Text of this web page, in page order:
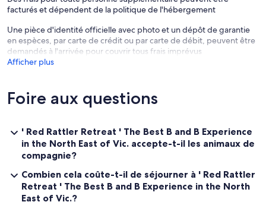
facturés et dépendent de la politique de l'hébergement
Une pièce d'identité officielle avec photo et un dépôt de garantie
en espèces, par carte de crédit ou par carte de débit, peuvent être
demandés à l'arrivée pour couvrir tous frais imprévus
Afficher plus
Foire aux questions
' Red Rattler Retreat ' The Best B and B Experience
in the North East of Vic. accepte-t-il les animaux de
compagnie?
Combien cela coûte-t-il de séjourner à ' Red Rattler
Retreat ' The Best B and B Experience in the North
East of Vic.?